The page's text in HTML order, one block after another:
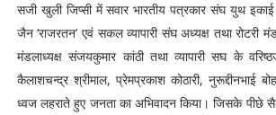
सजी खुली जिप्सी में सवार भारतीय पत्रकार संघ युथ इकाई
जैन ‘राजरतन’ एवं सकल व्यापारी संघ अध्यक्ष तथा
मंडलाध्यक्ष संजयकुमार कांठी तथा व्यापारी सघ के
कैलाशचन्द्र श्रीमाल, प्रेमप्रकाश कोठारी, नुरूद्दीनभाई
ध्वज लहराते हुए जनता का अभिवादन किया। जिसके पीछे